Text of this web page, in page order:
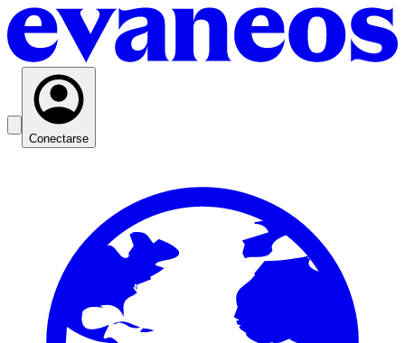
Conectarse